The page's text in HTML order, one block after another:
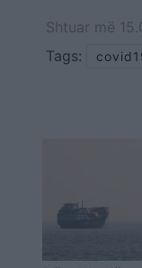
Shtuar më
Tags: